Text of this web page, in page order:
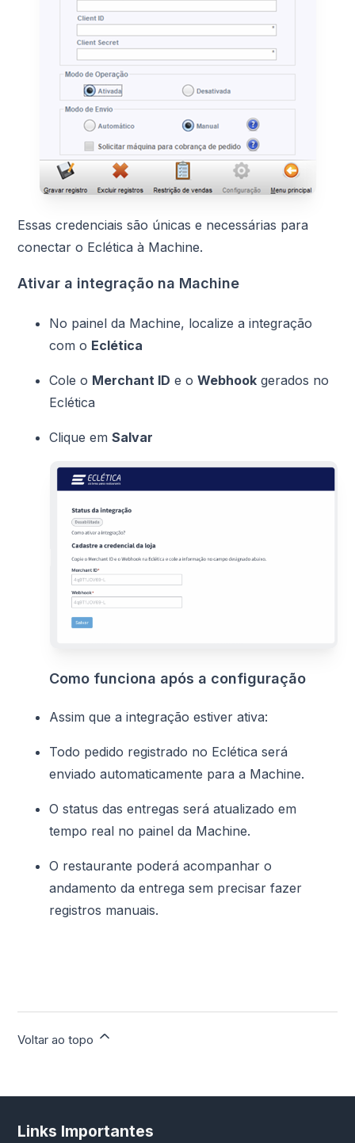
Essas credenciais são únicas e necessárias para
conectar o Eclética à Machine.
Ativar a integração na Machine
No painel da Machine, localize a integração
com o Eclética
Cole o Merchant ID e oWebhook gerados no
Eclética
Clique emSalvar
Como funciona após a configuração
Assim que a integração estiver ativa:
Todo pedido registrado no Eclética será
enviado automaticamente para a Machine.
O status das entregas será atualizado em
tempo real no painel da Machine.
O restaurante poderá acompanhar o
andamento da entrega sem precisar fazer
registros manuais.
Voltar ao topo
Links Importantes